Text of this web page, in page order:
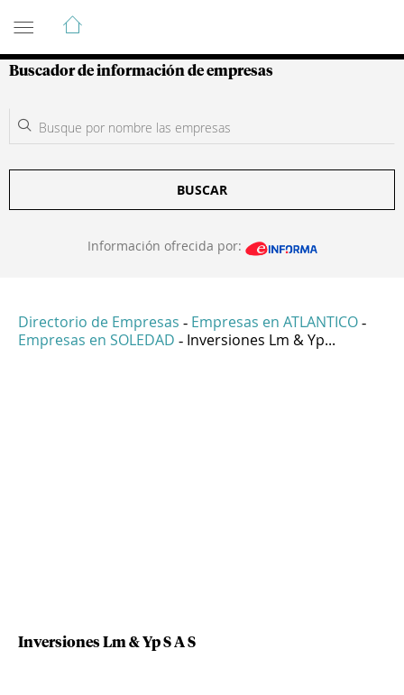
Guía de Empresas Colombianas
Buscador de información de empresas
BUSCAR
Información ofrecida por:
Directorio de Empresas - Empresas en ATLANTICO -
Empresas en SOLEDAD - Inversiones Lm & Yp...
Inversiones Lm & Yp S A S